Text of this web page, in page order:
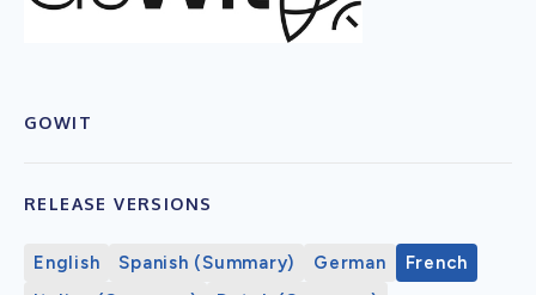
GOWIT
RELEASE VERSIONS
English Spanish (Summary) German
French